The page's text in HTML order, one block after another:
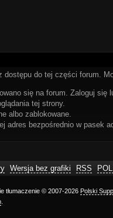
dostępu do tej części forum.
się na forum. Zaloguj się
tej strony.
albo zablokowane.
adres bezpośrednio w pasek
Wersja bez grafiki RSS
tłumaczenie © 2007-2026 Polski